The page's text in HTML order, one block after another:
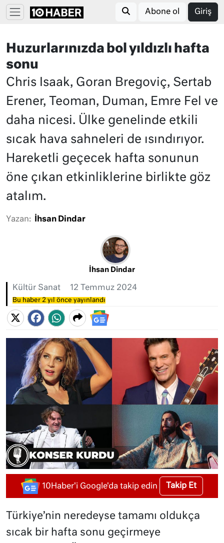
Abone ol Giriş
Huzurlarınızda bol yıldızlı hafta
sonu
Chris Isaak, Goran Bregoviç, Sertab
Erener, Teoman, Duman, Emre Fel ve
daha nicesi. Ülke genelinde etkili
sıcak hava sahneleri de ısındırıyor.
Hareketli geçecek hafta sonunun
öne çıkan etkinliklerine birlikte göz
atalım.
Yazan: İhsan Dindar
İhsan Dindar
Kültür Sanat 12 Temmuz 2024
Bu haber 2 yıl önce yayınlandı
10Haber'i Google'da takip edin Takip Et
Türkiye’nin neredeyse tamamı oldukça
sıcak bir hafta sonu geçirmeye